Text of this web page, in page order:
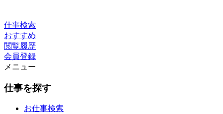
仕事検索
おすすめ
閲覧履歴
会員登録
メニュー
仕事を探す
お仕事検索